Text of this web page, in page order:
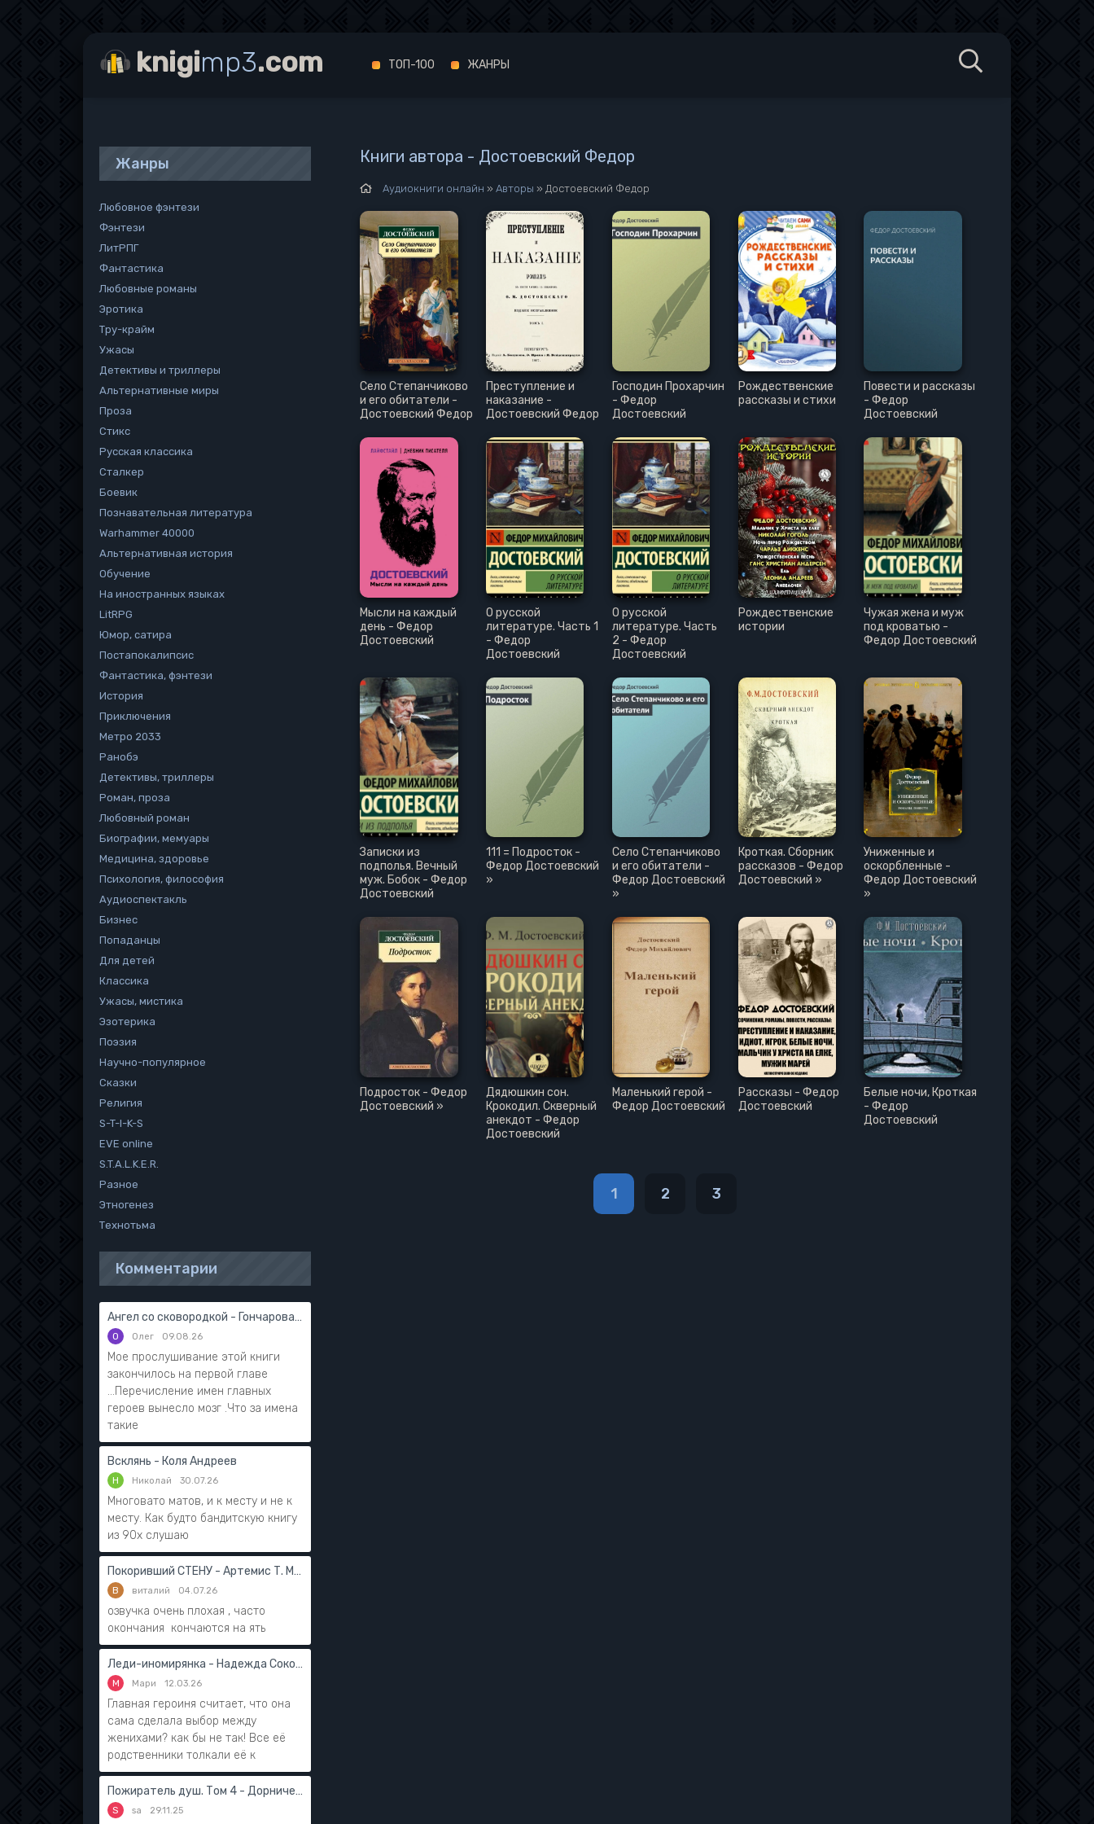
Книги автора - Достоевский Федор
Аудиокниги онлайн » Авторы » Достоевский Федор
Село Степанчиково
и его обитатели -
Достоевский Федор
Преступление и
наказание -
Достоевский Федор
Господин Прохарчин
- Федор
Достоевский
Рождественские
рассказы и стихи
Повести и рассказы
- Федор
Достоевский
Мысли на каждый
день - Федор
Достоевский
О русской
литературе. Часть 1
- Федор
Достоевский
О русской
литературе. Часть
2 - Федор
Достоевский
Рождественские
истории
Чужая жена и муж
под кроватью -
Федор Достоевский
Записки из
подполья. Вечный
муж. Бобок - Федор
Достоевский
111 = Подросток -
Федор Достоевский
»
Село Степанчиково
и его обитатели -
Федор Достоевский
»
Кроткая. Сборник
рассказов - Федор
Достоевский »
Униженные и
оскорбленные -
Федор Достоевский
»
Подросток - Федор
Достоевский »
Дядюшкин сон.
Крокодил. Скверный
анекдот - Федор
Достоевский
Маленький герой -
Федор Достоевский
Рассказы - Федор
Достоевский
Белые ночи, Кроткая
- Федор
Достоевский
1 2 3
Жанры
Любовное фэнтези
Фэнтези
ЛитРПГ
Фантастика
Любовные романы
Эротика
Тру-крайм
Ужасы
Детективы и триллеры
Альтернативные миры
Проза
Стикс
Русская классика
Сталкер
Боевик
Познавательная литература
Warhammer 40000
Альтернативная история
Обучение
На иностранных языках
LitRPG
Юмор, сатира
Постапокалипсис
Фантастика, фэнтези
История
Приключения
Метро 2033
Ранобэ
Детективы, триллеры
Роман, проза
Любовный роман
Биографии, мемуары
Медицина, здоровье
Психология, философия
Аудиоспектакль
Бизнес
Попаданцы
Для детей
Классика
Ужасы, мистика
Эзотерика
Поэзия
Научно-популярное
Сказки
Религия
S-T-I-K-S
EVE online
S.T.A.L.K.E.R.
Разное
Этногенез
Технотьма
Комментарии
Ангел со сковородкой - Гончарова Галина
О Олег 09.08.26
Мое прослушивание этой книги
закончилось на первой главе
...Перечисление имен главных
героев вынесло мозг .Что за имена
такие
Всклянь - Коля Андреев
Н Николай 30.07.26
Многовато матов, и к месту и не к
месту. Как будто бандитскую книгу
из 90х слушаю
Покоривший СТЕНУ - Артемис Т. Мантикор
В виталий 04.07.26
озвучка очень плохая , часто
окончания кончаются на ять
Леди-иномирянка - Надежда Соколова
М Мари 12.03.26
Главная героиня считает, что она
сама сделала выбор между
женихами? как бы не так! Все её
родственники толкали её к
Пожиратель душ. Том 4 - Дорничев Дмитрий
S sa 29.11.25
knigimp3.com ТОП-100 ЖАНРЫ